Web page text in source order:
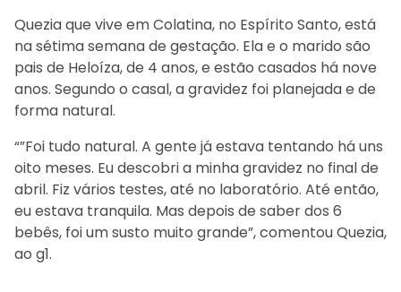
Quezia que vive em Colatina, no Espírito Santo, está
na sétima semana de gestação. Ela e o marido são
pais de Heloíza, de 4 anos, e estão casados há nove
anos. Segundo o casal, a gravidez foi planejada e de
forma natural.
“”Foi tudo natural. A gente já estava tentando há uns
oito meses. Eu descobri a minha gravidez no final de
abril. Fiz vários testes, até no laboratório. Até então,
eu estava tranquila. Mas depois de saber dos 6
bebês, foi um susto muito grande”, comentou Quezia,
ao g1.